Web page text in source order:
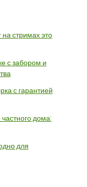
на стримах это
с забором и
с гарантией
дома:
для